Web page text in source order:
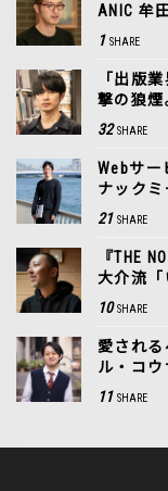
ANIC 牟
1 SHARE
「出版
撃の狼
32 SHARE
Webサ
ナック
21 SHARE
『THE
大介流「
10 SHARE
愛され
ル・コウ
11 SHARE